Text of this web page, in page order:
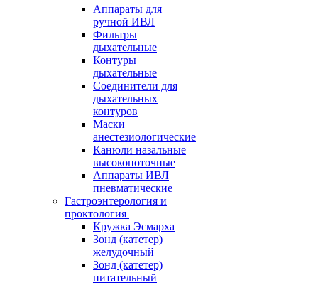
Аппараты для
ручной ИВЛ
Фильтры
дыхательные
Контуры
дыхательные
Соединители для
дыхательных
контуров
Маски
анестезиологические
Канюли назальные
высокопоточные
Аппараты ИВЛ
пневматические
Гастроэнтерология и
проктология
Кружка Эсмарха
Зонд (катетер)
желудочный
Зонд (катетер)
питательный